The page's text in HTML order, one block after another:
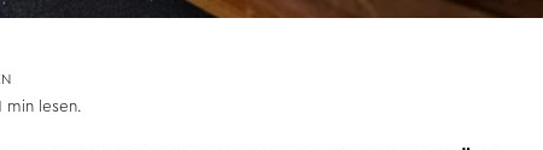
min lesen.